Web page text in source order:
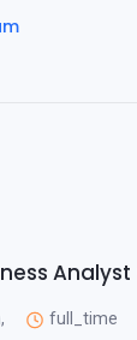
full_time